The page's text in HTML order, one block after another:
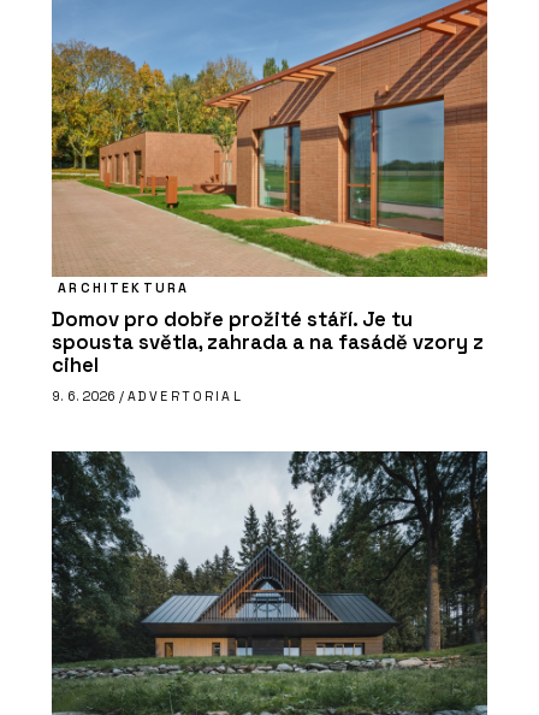
ARCHITEKTURA
Domov pro dobře prožité stáří. Je tu
spousta světla, zahrada a na fasádě vzory z
cihel
9. 6. 2026 / ADVERTORIAL